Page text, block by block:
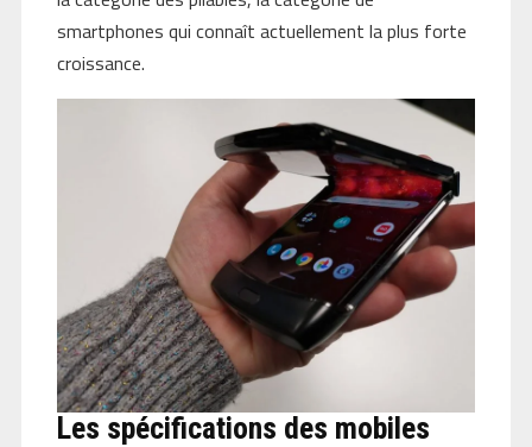
smartphones qui connaît actuellement la plus forte
croissance.
Les spécifications des mobiles